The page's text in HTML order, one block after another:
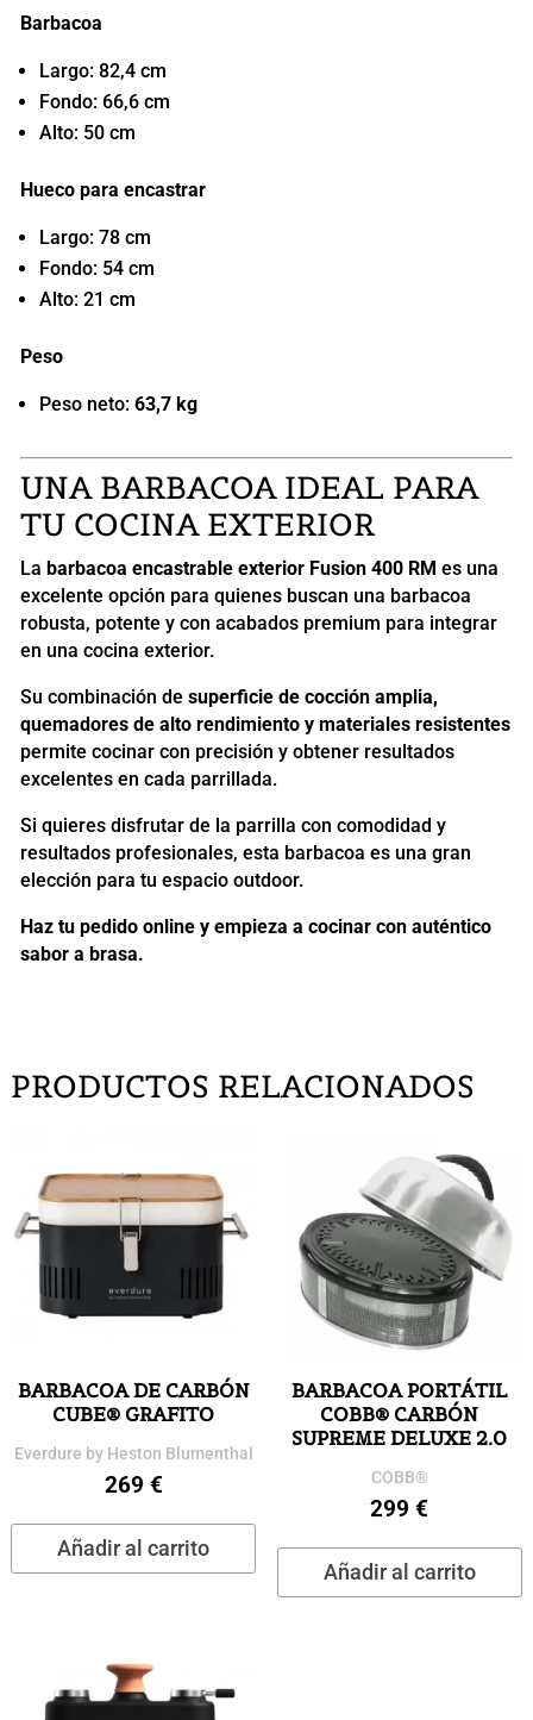
Barbacoa
Largo: 82,4 cm
Fondo: 66,6 cm
Alto: 50 cm
Hueco para encastrar
Largo: 78 cm
Fondo: 54 cm
Alto: 21 cm
Peso
Peso neto: 63,7 kg
UNA BARBACOA IDEAL PARA
TU COCINA EXTERIOR
La barbacoa encastrable exterior Fusion 400 RM es una
excelente opción para quienes buscan una barbacoa
robusta, potente y con acabados premium para integrar
en una cocina exterior.
Su combinación de superficie de cocción amplia,
quemadores de alto rendimiento y materiales resistentes
permite cocinar con precisión y obtener resultados
excelentes en cada parrillada.
Si quieres disfrutar de la parrilla con comodidad y
resultados profesionales, esta barbacoa es una gran
elección para tu espacio outdoor.
Haz tu pedido online y empieza a cocinar con auténtico
sabor a brasa.
PRODUCTOS RELACIONADOS
BARBACOA DE CARBÓN
CUBE® GRAFITO
Everdure by Heston Blumenthal
269 €
Añadir al carrito
BARBACOA PORTÁTIL
COBB® CARBÓN
SUPREME DELUXE 2.0
COBB®
299€
Añadir al carrito